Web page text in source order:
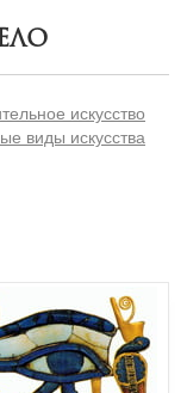
искусство
виды искусства